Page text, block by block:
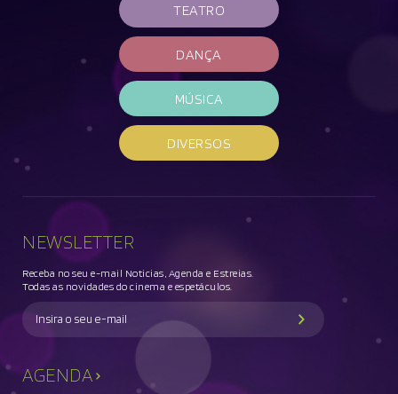
TEATRO
DANÇA
MÚSICA
DIVERSOS
NEWSLETTER
Receba no seu e-mail Noticias, Agenda e Estreias.
Todas as novidades do cinema e espetáculos.
AGENDA